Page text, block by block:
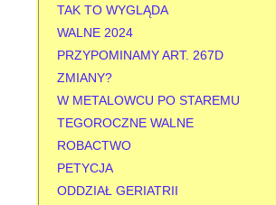
TAK TO WYGLĄDA
WALNE 2024
PRZYPOMINAMY ART. 267D
ZMIANY?
W METALOWCU PO STAREMU
TEGOROCZNE WALNE
ROBACTWO
PETYCJA
ODDZIAŁ GERIATRII